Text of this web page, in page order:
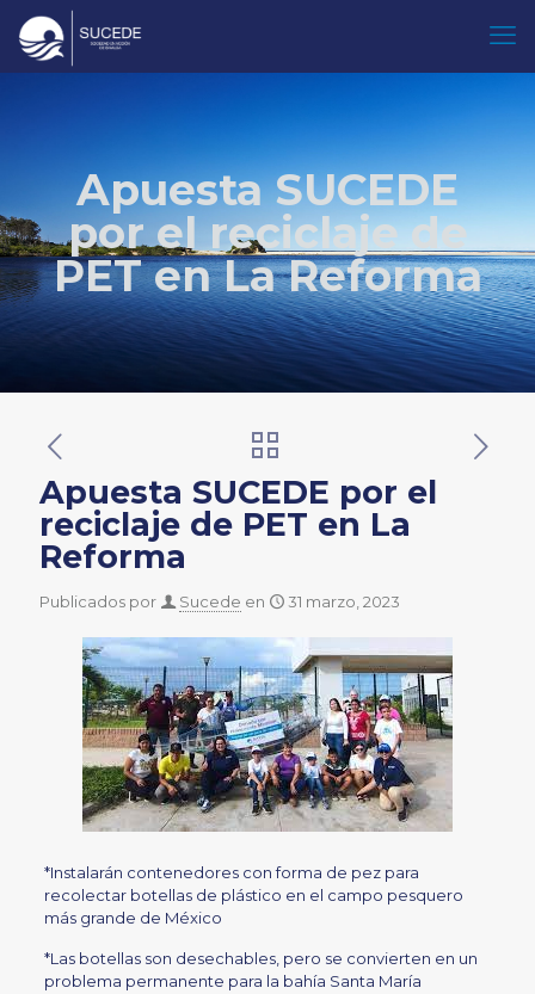
Apuesta SUCEDE
por el reciclaje de
PET en La Reforma
Apuesta SUCEDE por el
reciclaje de PET en La
Reforma
Publicados por Sucede en 31 marzo, 2023
*Instalarán contenedores con forma de pez para
recolectar botellas de plástico en el campo pesquero
más grande de México
*Las botellas son desechables, pero se convierten en un
problema permanente para la bahía Santa María